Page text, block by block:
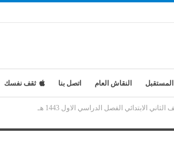
المستقبل النقاش العام اتصل بنا ثقف نفسك
الابتدائي الفصل الدراسي الاول 1443 هـ